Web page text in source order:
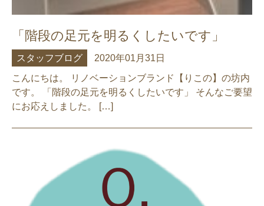
「階段の足元を明るくしたいです」
スタッフブログ
2020年01月31日
こんにちは。 リノベーションブランド【りこの】の坊内
です。 「階段の足元を明るくしたいです」 そんなご要望
にお応えしました。 […]